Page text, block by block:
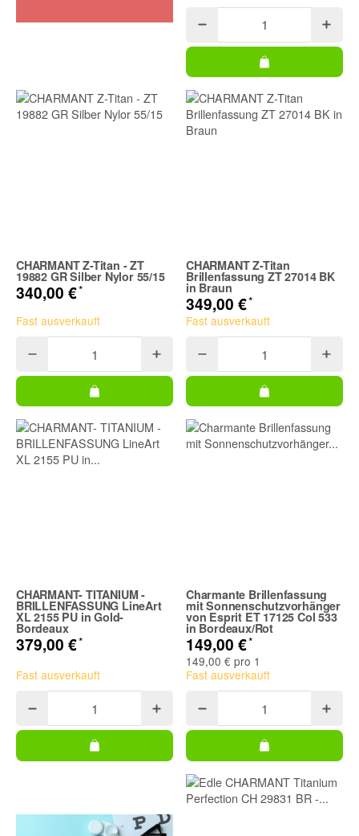
CHARMANT Z-Titan - ZT
19882 GR Silber Nylor 55/15
340,00 €*
Fast ausverkauft
CHARMANT Z-Titan
Brillenfassung ZT 27014 BK
in Braun
349,00 €*
Fast ausverkauft
CHARMANT- TITANIUM -
BRILLENFASSUNG LineArt
XL 2155 PU in Gold-
Bordeaux
379,00 €*
Fast ausverkauft
Charmante Brillenfassung
mit Sonnenschutzvorhänger
von Esprit ET 17125 Col 533
in Bordeaux/Rot
149,00 €*
149,00 € pro 1
Fast ausverkauft